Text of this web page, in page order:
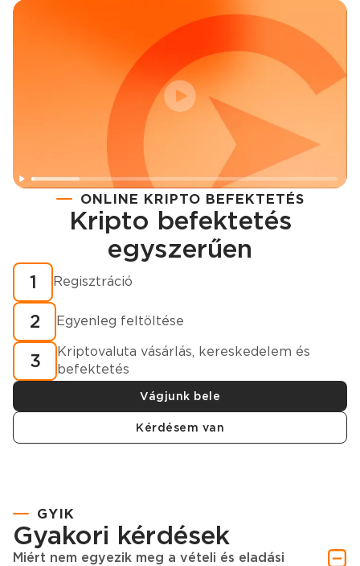
Regisztráció
Hogyan vásároljunk kriptovalutát percek alatt?
ONLINE KRIPTO BEFEKTETÉS
Kripto befektetés
egyszerűen
1 Regisztráció
2 Egyenleg feltöltése
3
Kriptovaluta vásárlás, kereskedelem és
befektetés
Vágjunk bele
Kérdésem van
GYIK
Gyakori kérdések
Miért nem egyezik meg a vételi és eladási